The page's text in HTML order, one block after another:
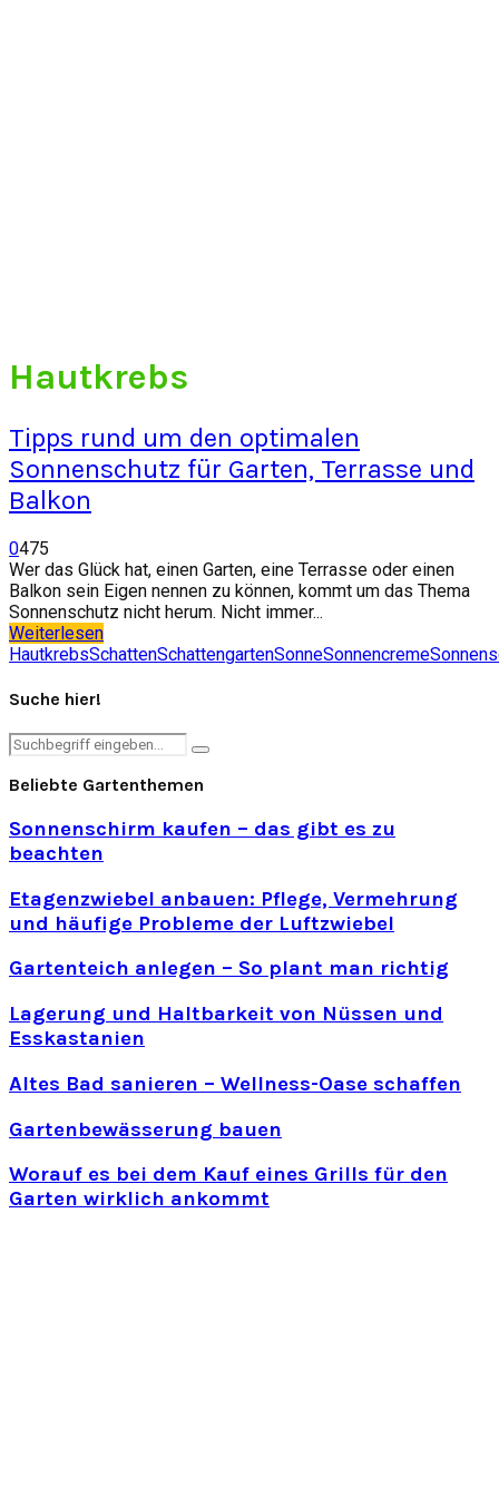
Hautkrebs
Tipps rund um den optimalen
Sonnenschutz für Garten, Terrasse und
Balkon
0475
Wer das Glück hat, einen Garten, eine Terrasse oder einen
Balkon sein Eigen nennen zu können, kommt um das Thema
Sonnenschutz nicht herum. Nicht immer...
Weiterlesen
HautkrebsSchattenSchattengartenSonneSonnencreme
Suche hier!
Search
Search
Beliebte Gartenthemen
Sonnenschirm kaufen – das gibt es zu
beachten
Etagenzwiebel anbauen: Pflege, Vermehrung
und häufige Probleme der Luftzwiebel
Gartenteich anlegen – So plant man richtig
Lagerung und Haltbarkeit von Nüssen und
Esskastanien
Altes Bad sanieren – Wellness-Oase schaffen
Gartenbewässerung bauen
Worauf es bei dem Kauf eines Grills für den
Garten wirklich ankommt